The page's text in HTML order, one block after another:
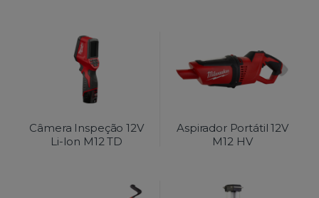
Câmera Inspeção 12V
Li-Ion M12 TD
Aspirador Portátil 12V
M12 HV